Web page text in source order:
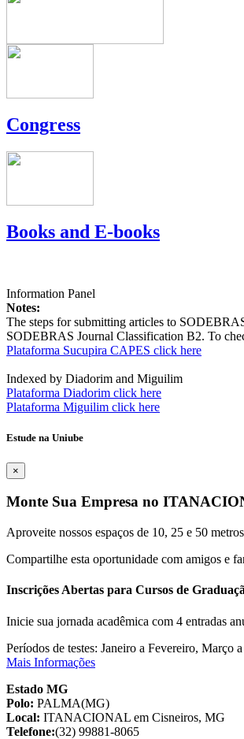
Congress
Books and E-books
Information Panel
Notes:
The steps for submitting articles to
SODEBRAS Journal Classification B2. To
Plataforma Sucupira CAPES click here
Indexed by Diadorim and Miguilim
Plataforma Diadorim click here
Plataforma Miguilim click here
Estude na Uniube
×
Monte Sua Empresa no
Aproveite nossos espaços de 10, 25 e 50
Compartilhe esta oportunidade com amigos e
Inscrições Abertas para Cursos de
Inicie sua jornada acadêmica com 4 entradas
Períodos de testes: Janeiro a Fevereiro,
Mais Informações
Estado MG
Polo: PALMA(MG)
Local: ITANACIONAL em Cisneiros, MG
Telefone:(32) 99881-8065